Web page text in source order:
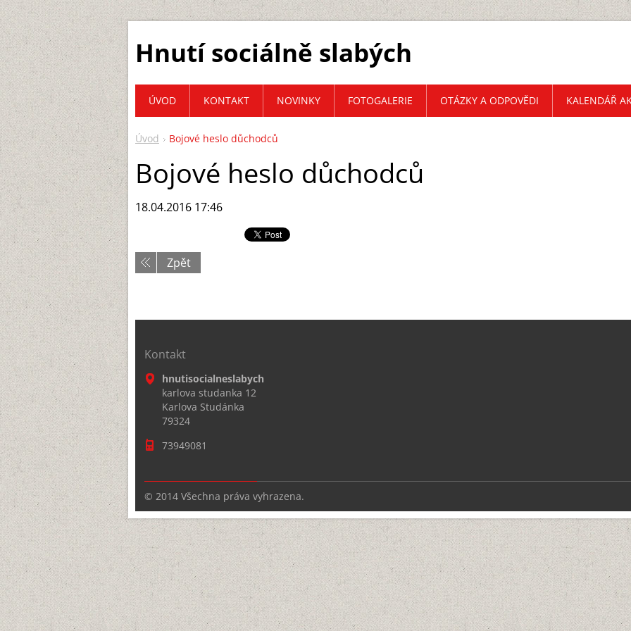
Hnutí sociálně slabých
Úvod Bojové heslo důchodců
Bojové heslo důchodců
18.04.2016 17:46
Zpět
ÚVOD KONTAKT NOVINKY FOTOGALERIE OTÁZKY A ODPOVĚDI KALENDÁŘ
Kontakt
hnutisocialneslabych
karlova studanka 12
Karlova Studánka
79324
73949081
© 2014 Všechna práva vyhrazena.